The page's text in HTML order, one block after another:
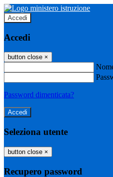
Accedi
Accedi
button close ×
Password dimenticata?
Seleziona utente
button close ×
Recupero password